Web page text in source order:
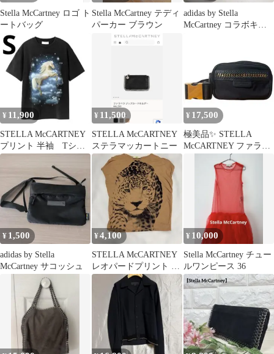
Stella McCartney ロゴ ト
ートバッグ
Stella McCartney テディ
パーカー ブラウン
adidas by Stella
McCartney コラボキャ
¥ 11,900
STELLA McCARTNEY
プリント 半袖 Tシャ
ツ ブラック S 新品
¥ 11,500
STELLA McCARTNEY
ステラマッカートニー
¥ 17,500
極美品✨ STELLA
McCARTNEY ファラベ
ラ ゴー ミニバムバッグ
¥ 1,500
adidas by Stella
McCartney サコッシュ
¥4,100
STELLA McCARTNEY
レオパードプリント T
シャツ
¥ 10,000
Stella McCartney チュー
ルワンピース 36